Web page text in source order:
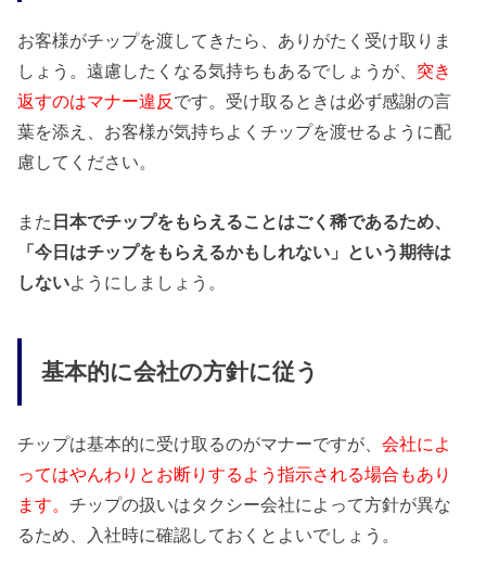
お客様がチップを渡してきたら、ありがたく受け取りま
しょう。遠慮したくなる気持ちもあるでしょうが、 突き
返すのはマナー違反です。受け取るときは必ず感謝の言
葉を添え、お客様が気持ちよくチップを渡せるように配
慮してください。
また 日本でチップをもらえることはごく稀であるため、
「今日はチップをもらえるかもしれない」という期待は
しない ようにしましょう。
基本的に会社の方針に従う
チップは基本的に受け取るのがマナーですが、会社によ
ってはやんわりとお断りするよう指示される場合もあり
ます。チップの扱いはタクシー会社によって方針が異な
るため、入社時に確認しておくとよいでしょう。